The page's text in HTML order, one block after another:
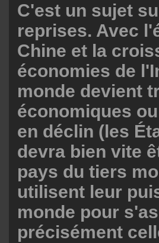
C'est un sujet
reprises. Avec
Chine et la
économies de
monde devient
économiques
en déclin (les
devra bien vite
pays du tiers
utilisent leur
monde pour
précisément